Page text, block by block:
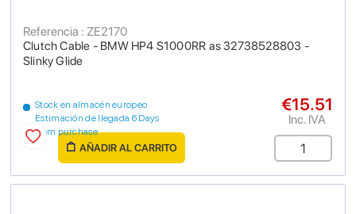
Clutch Cable - BMW HP4 S1000RR as 32738528803 -
Slinky Glide
Referencia : ZE2170
Stock en almacén europeo
Estimación de llegada 6 Days
from purchase
€15.51
Inc. IVA
AÑADIR AL CARRITO